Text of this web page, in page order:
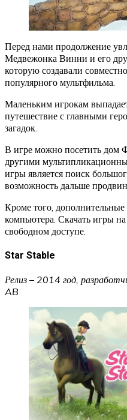
Перед нами продолжение
Медвежонка Винни и его
которую создавали
популярного мультфильма.
Маленьким игрокам
путешествие с главными
загадок.
В игре можно посетить дом
другими
игры является поиск
возможность дальше
Кроме того,
компьютера. Скачать игры
свободном доступе.
Star Stable
Релиз – 2014 год,
AB